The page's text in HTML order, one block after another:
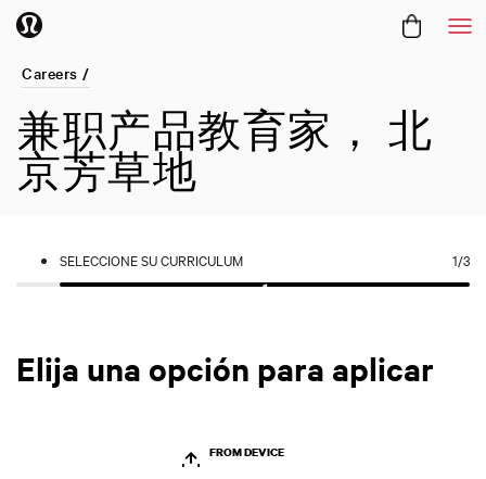
Careers /
兼职产品教育家， 北
京芳草地
SELECCIONE SU CURRICULUM 1/3
Elija una opción para aplicar
FROM DEVICE